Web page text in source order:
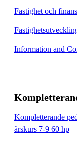
Fastighet och
Information and
Kompletterande
årskurs 7-9 60 hp